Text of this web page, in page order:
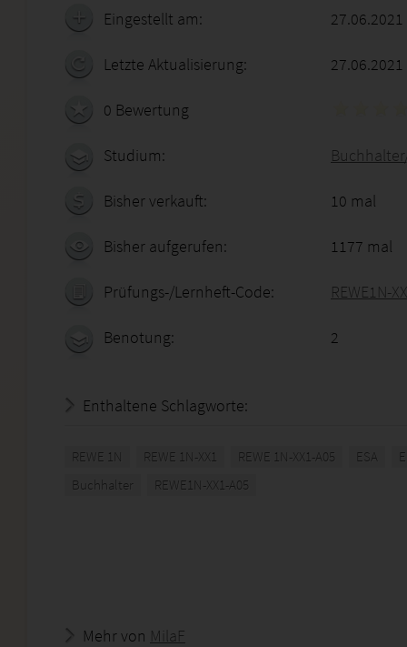
Eingestellt am:
Letzte Aktualisierung: 27.06.2021
0 Bewertung
Studium:
Bisher verkauft: 10 mal
Bisher aufgerufen: 1177 mal
Prüfungs-/Lernheft-Code: REWE1N-
Benotung: 2
Enthaltene Schlagworte:
REWE 1N REWE 1N-XX1 REWE 1N-XX1-A05 ESA
Buchhalter
REWE1N-XX1-A05
Mehr von MilaF